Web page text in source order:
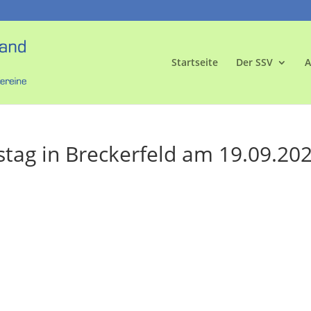
Startseite Der SSV
in Breckerfeld am